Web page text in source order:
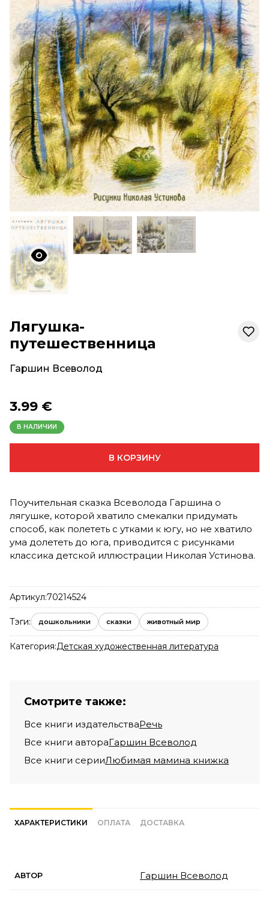
Лягушка-
путешественница
Гаршин Всеволод
3.99 €
В НАЛИЧИИ
В КОРЗИНУ
Поучительная сказка Всеволода Гаршина о
лягушке, которой хватило смекалки придумать
способ, как полететь с утками к югу, но не хватило
ума долететь до юга, приводится с рисунками
классика детской иллюстрации Николая Устинова.
Артикул:70214524
Тэги: дошкольники сказки животный мир
Категория:Детская художественная литература
Смотрите также:
Все книги издательстваРечь
Все книги автораГаршин Всеволод
Все книги серииЛюбимая мамина книжка
ХАРАКТЕРИСТИКИ ОПЛАТА ДОСТАВКА
АВТОР Гаршин Всеволод